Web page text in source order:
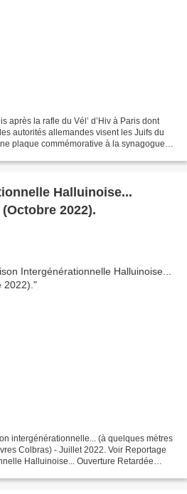
après la rafle du Vél’ d’Hiv à Paris dont
autorités allemandes visent les Juifs du
plaque commémorative à la synagogue
Halluinoise...
2022).
intergénérationnelle... (à quelques mètres
Colbras) - Juillet 2022. Voir Reportage
Halluinoise... Ouverture Retardée